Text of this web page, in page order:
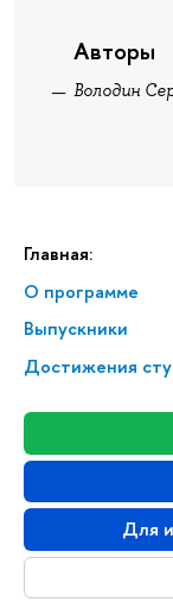
Главная:
О программе
Выпускники
Достижения
Для
Авторы
Володин